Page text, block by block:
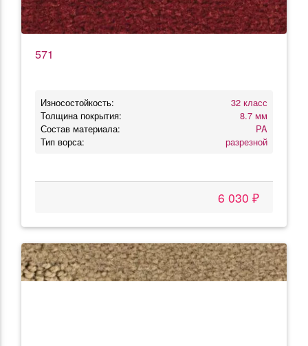
571
Износостойкость:
32 класс
Толщина покрытия:
8.7 мм
Состав материала:
PA
Тип ворса:
разрезной
6 030 ₽